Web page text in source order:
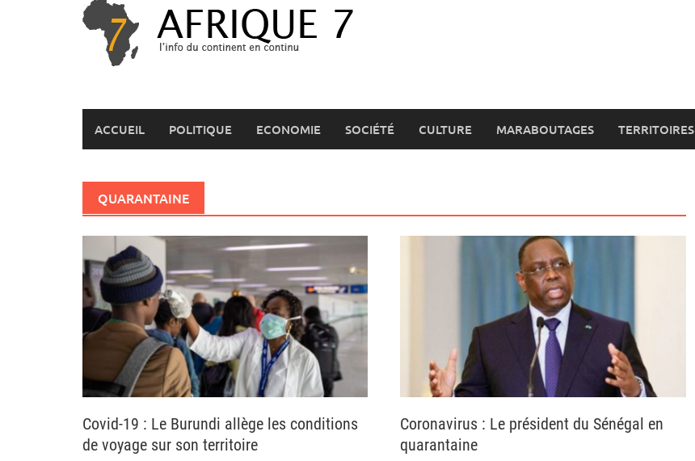
ACCUEIL POLITIQUE ECONOMIE SOCIÉTÉ CULTURE MARABOUTAGES TERRITOIRES
QUARANTAINE
Covid-19 : Le Burundi allège les conditions
de voyage sur son territoire
Coronavirus : Le président du Sénégal en
quarantaine